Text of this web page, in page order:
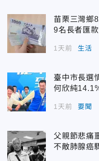
苗栗三灣鄉
9名長者匯
1天前 生活
臺中市長選
何欣純
1天前 要聞
父親節悲痛
不敵肺腺癌